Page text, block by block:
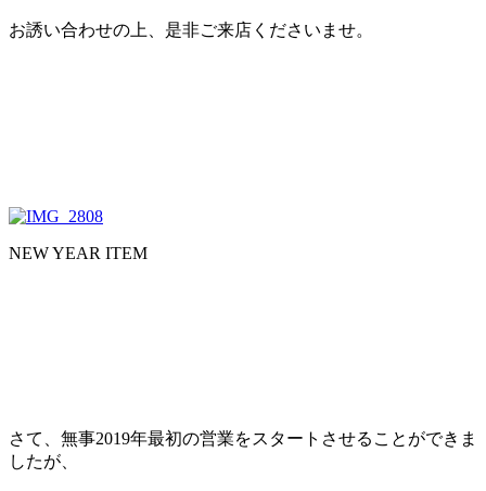
お誘い合わせの上、是非ご来店くださいませ。
NEW YEAR ITEM
さて、無事2019年最初の営業をスタートさせることができま
したが、